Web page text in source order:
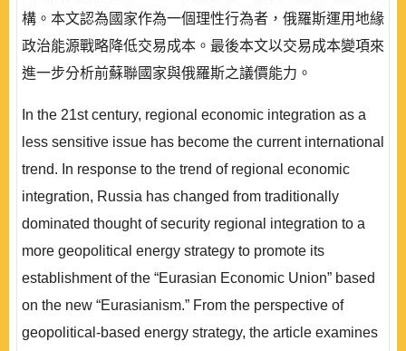
構。本文認為國家作為一個理性行為者，俄羅斯運用地緣
政治能源戰略降低交易成本。最後本文以交易成本變項來
進一步分析前蘇聯國家與俄羅斯之議價能力。
In the 21st century, regional economic integration as a
less sensitive issue has become the current international
trend. In response to the trend of regional economic
integration, Russia has changed from traditionally
dominated thought of security regional integration to a
more geopolitical energy strategy to promote its
establishment of the “Eurasian Economic Union” based
on the new “Eurasianism.” From the perspective of
geopolitical-based energy strategy, the article examines